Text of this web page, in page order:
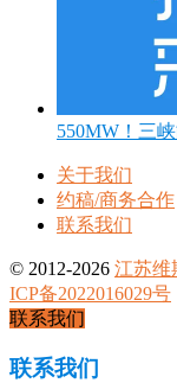
550MW！三
关于我们
约稿/商务合作
联系我们
© 2012-2026 江苏维
ICP备2022016029号
联系我们
联系我们